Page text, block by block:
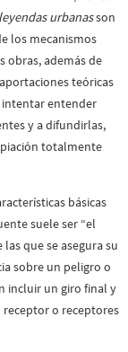
urbanasson
los mecanismos
obras, además de
teóricas
intentar entender
y a difundirlas,
totalmente
básicas
suele ser “el
que se asegura su
sobre un peligro o
incluir un giro final y
receptor o receptores